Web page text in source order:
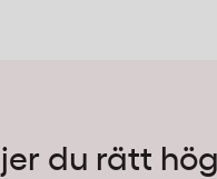
du rätt